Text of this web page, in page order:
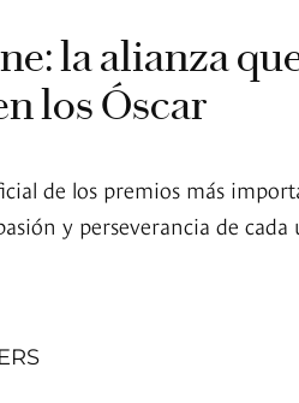
la alianza
los Óscar
de los premios más
y perseverancia de cada